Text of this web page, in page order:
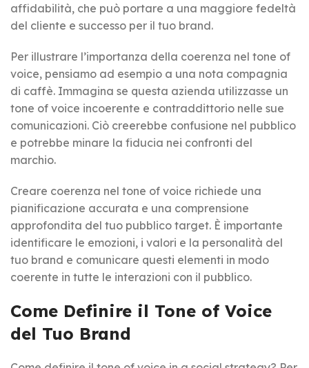
affidabilità, che può portare a una maggiore fedeltà
del cliente e successo per il tuo brand.
Per illustrare l’importanza della coerenza nel tone of
voice, pensiamo ad esempio a una nota compagnia
di caffè. Immagina se questa azienda utilizzasse un
tone of voice incoerente e contraddittorio nelle sue
comunicazioni. Ciò creerebbe confusione nel pubblico
e potrebbe minare la fiducia nei confronti del
marchio.
Creare coerenza nel tone of voice richiede una
pianificazione accurata e una comprensione
approfondita del tuo pubblico target. È importante
identificare le emozioni, i valori e la personalità del
tuo brand e comunicare questi elementi in modo
coerente in tutte le interazioni con il pubblico.
Come Definire il Tone of Voice
del Tuo Brand